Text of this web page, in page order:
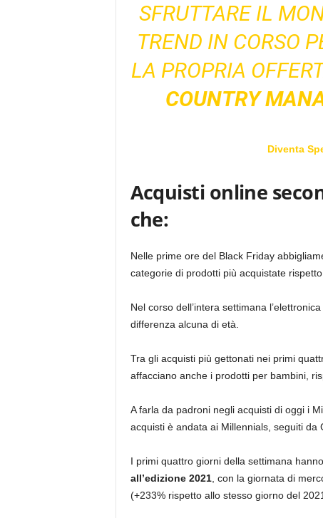
SFRUTTARE IL
TREND IN CORSO
LA PROPRIA
COUNTRY
Diventa
Acquisti online
che:
Nelle prime ore del Black Friday
categorie di prodotti più acquistate
Nel corso dell’intera settimana
differenza alcuna di età.
Tra gli acquisti più gettonati nei primi
affacciano anche i prodotti per bambini,
A farla da padroni negli acquisti di oggi i
acquisti è andata ai Millennials, seguiti da
I primi quattro giorni della settimana
all’edizione 2021, con la giornata di
(+233% rispetto allo stesso giorno del